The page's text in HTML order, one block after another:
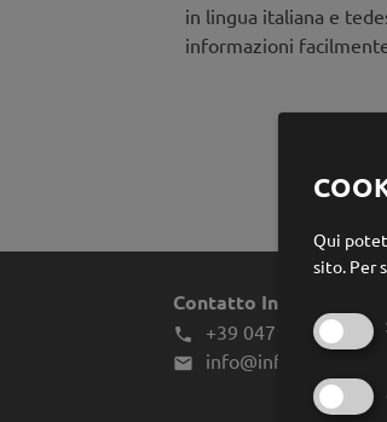
in lingua italiana e
informazioni
Contatto Infes
 +39 0471 970039
 info@infes.it
Qui
sito. Per